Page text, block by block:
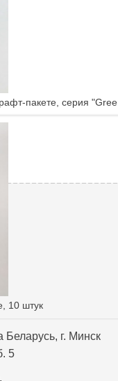
пакете, серия
10 штук
Беларусь, г. Минск
5